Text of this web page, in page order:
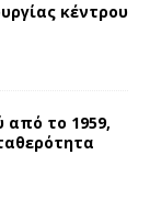
κέντρου
το 1959,